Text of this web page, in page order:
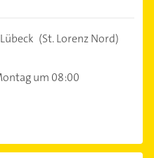
(St. Lorenz Nord)
um 08:00